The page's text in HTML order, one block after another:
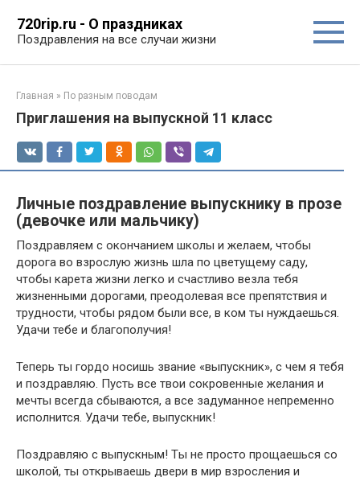
контенту
720rip.ru - О праздниках
Поздравления на все случаи жизни
Главная » По разным поводам
Приглашения на выпускной 11 класс
Личные поздравление выпускнику в прозе
(девочке или мальчику)
Поздравляем с окончанием школы и желаем, чтобы
дорога во взрослую жизнь шла по цветущему саду,
чтобы карета жизни легко и счастливо везла тебя
жизненными дорогами, преодолевая все препятствия и
трудности, чтобы рядом были все, в ком ты нуждаешься.
Удачи тебе и благополучия!
Теперь ты гордо носишь звание «выпускник», с чем я тебя
и поздравляю. Пусть все твои сокровенные желания и
мечты всегда сбываются, а все задуманное непременно
исполнится. Удачи тебе, выпускник!
Пoздpaвляю c выпycкным! Tы нe пpocтo пpoщaeшьcя co
шкoлoй, ты oткpывaeшь двepи в миp взpocлeния и